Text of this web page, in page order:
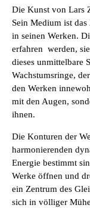
Die Kunst von Lars
Sein Medium ist
in seinen Werken.
erfahren werden,
dieses unmittelbare
Wachstumsringe,
den Werken
mit den Augen,
ihnen.
Die Konturen der
harmonierenden
Energie bestimmt
Werke öffnen und
ein Zentrum des
sich in völliger